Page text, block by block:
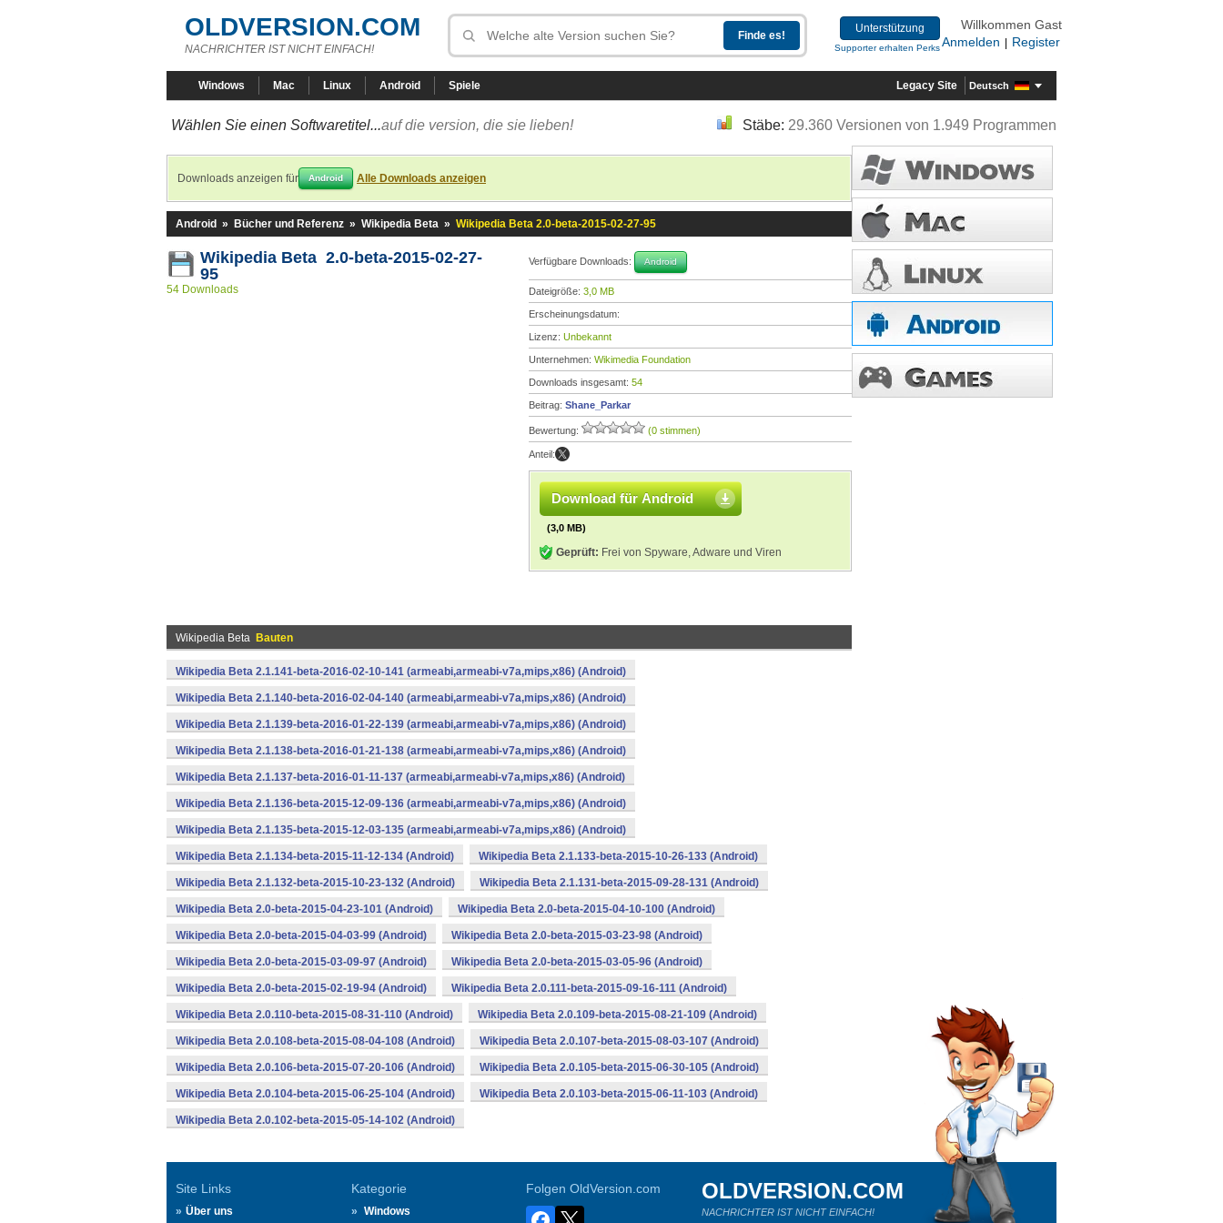
OLDVERSION.COM
NACHRICHTER IST NICHT EINFACH!
Unterstützung
Supporter erhalten Perks
Willkommen Gast
Anmelden
Register
Windows Mac Linux Android Spiele Legacy Site Deutsch
Wählen Sie einen Softwaretitel...auf die version, die sie lieben! Stäbe: 29.360 Versionen von 1.949 Programmen
Downloads anzeigen für Android Alle Downloads anzeigen
Android » Bücher und Referenz » Wikipedia Beta » Wikipedia Beta 2.0-beta-2015-02-27-95
Wikipedia Beta 2.0-beta-2015-02-27-
95
54 Downloads
Verfügbare Downloads: Android
Dateigröße: 3,0 MB
Erscheinungsdatum:
Lizenz: Unbekannt
Unternehmen: Wikimedia Foundation
Downloads insgesamt: 54
Beitrag: Shane_Parkar
Bewertung: (0 stimmen)
Anteil:
Download für Android
(3,0 MB)
Geprüft: Frei von Spyware, Adware und Viren
Wikipedia Beta Bauten
Wikipedia Beta 2.1.141-beta-2016-02-10-141 (armeabi,armeabi-v7a,mips,x86) (Android)
Wikipedia Beta 2.1.140-beta-2016-02-04-140 (armeabi,armeabi-v7a,mips,x86) (Android)
Wikipedia Beta 2.1.139-beta-2016-01-22-139 (armeabi,armeabi-v7a,mips,x86) (Android)
Wikipedia Beta 2.1.138-beta-2016-01-21-138 (armeabi,armeabi-v7a,mips,x86) (Android)
Wikipedia Beta 2.1.137-beta-2016-01-11-137 (armeabi,armeabi-v7a,mips,x86) (Android)
Wikipedia Beta 2.1.136-beta-2015-12-09-136 (armeabi,armeabi-v7a,mips,x86) (Android)
Wikipedia Beta 2.1.135-beta-2015-12-03-135 (armeabi,armeabi-v7a,mips,x86) (Android)
Wikipedia Beta 2.1.134-beta-2015-11-12-134 (Android) Wikipedia Beta 2.1.133-beta-2015-10-26-133 (Android)
Wikipedia Beta 2.1.132-beta-2015-10-23-132 (Android) Wikipedia Beta 2.1.131-beta-2015-09-28-131 (Android)
Wikipedia Beta 2.0-beta-2015-04-23-101 (Android) Wikipedia Beta 2.0-beta-2015-04-10-100 (Android)
Wikipedia Beta 2.0-beta-2015-04-03-99 (Android) Wikipedia Beta 2.0-beta-2015-03-23-98 (Android)
Wikipedia Beta 2.0-beta-2015-03-09-97 (Android) Wikipedia Beta 2.0-beta-2015-03-05-96 (Android)
Wikipedia Beta 2.0-beta-2015-02-19-94 (Android) Wikipedia Beta 2.0.111-beta-2015-09-16-111 (Android)
Wikipedia Beta 2.0.110-beta-2015-08-31-110 (Android) Wikipedia Beta 2.0.109-beta-2015-08-21-109 (Android)
Wikipedia Beta 2.0.108-beta-2015-08-04-108 (Android) Wikipedia Beta 2.0.107-beta-2015-08-03-107 (Android)
Wikipedia Beta 2.0.106-beta-2015-07-20-106 (Android) Wikipedia Beta 2.0.105-beta-2015-06-30-105 (Android)
Wikipedia Beta 2.0.104-beta-2015-06-25-104 (Android) Wikipedia Beta 2.0.103-beta-2015-06-11-103 (Android)
Wikipedia Beta 2.0.102-beta-2015-05-14-102 (Android)
Site Links
Über uns
Kategorie
Windows
Folgen OldVersion.com OLDVERSION.COM
NACHRICHTER IST NICHT EINFACH!